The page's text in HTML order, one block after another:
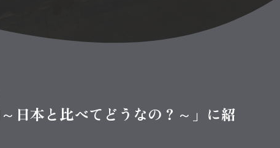
日本と比べてどうなの？～」に紹